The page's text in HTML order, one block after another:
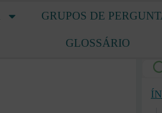
GRUPOS DE
GLOSSÁRIO